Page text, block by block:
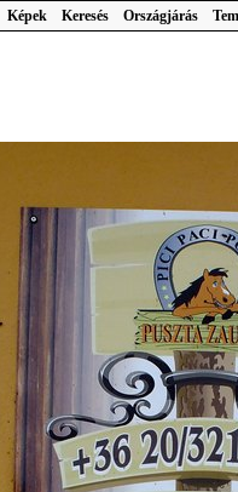
Képek Keresés Országjárás